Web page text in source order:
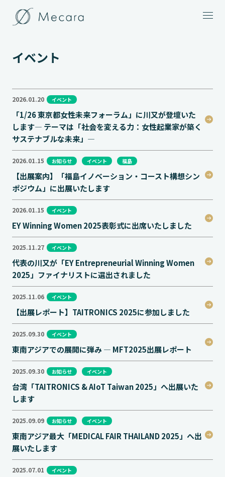
イベント
2026.01.20 イベント
「1/26 東京都女性未来フォーラム」に川又が登壇いた
します— テーマは「社会を変える力：女性起業家が築く
サステナブルな未来」—
2026.01.15 お知らせ イベント 福島
【出展案内】「福島イノベーション・コースト構想シン
ポジウム」に出展いたします
2026.01.15 イベント
EY Winning Women 2025表彰式に出席いたしました
2025.11.27 イベント
代表の川又が「EY Entrepreneurial Winning Women
2025」ファイナリストに選出されました
2025.11.06 イベント
【出展レポート】TAITRONICS 2025に参加しました
2025.09.30 イベント
東南アジアでの展開に弾み ― MFT2025出展レポート
2025.09.30 お知らせ イベント
台湾「TAITRONICS & AIoT Taiwan 2025」へ出展いた
します
2025.09.09 お知らせ イベント
東南アジア最大「MEDICAL FAIR THAILAND 2025」へ出
展いたします
2025.07.01 イベント